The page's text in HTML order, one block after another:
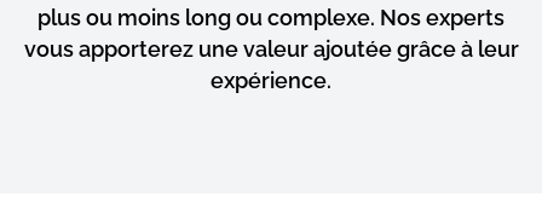
plus ou moins long ou complexe. Nos experts
vous apporterez une valeur ajoutée grâce à leur
expérience.